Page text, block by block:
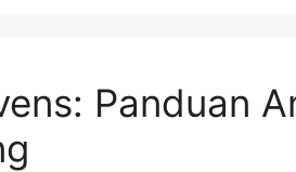
Panduan